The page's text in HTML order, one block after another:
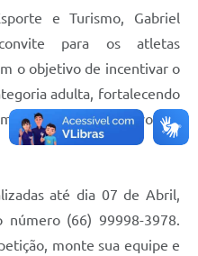
e Turismo, Gabriel
para os atletas
o objetivo de incentivar o
adulta, fortalecendo
os eventos esportivos da
até dia 07 de Abril,
(66) 99998-3978.
monte sua equipe e